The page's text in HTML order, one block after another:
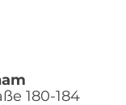
180-184